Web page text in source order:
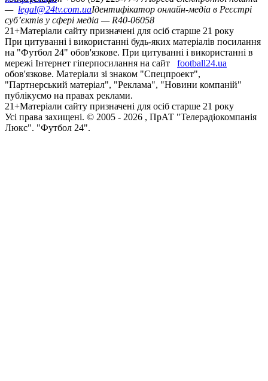
— legal@24tv.com.uaІдентифікатор онлайн-медіа в Реєстрі
суб’єктів у сфері медіа — R40-06058
21+Матеріали сайту призначені для осіб старше 21 року
При цитуванні і використанні будь-яких матеріалів посилання
на "Футбол 24" обов'язкове. При цитуванні і використанні в
мережі Інтернет гіперпосилання на сайт
football24.ua
обов'язкове. Матеріали зі знаком "Спецпроект",
"Партнерський матеріал", "Реклама", "Новини компаній"
публікуємо на правах реклами.
21+Матеріали сайту призначені для осіб старше 21 року
Усi права захищенi. © 2005 - 2026 , ПрАТ "Телерадіокомпанія
Люкс". "Футбол 24".